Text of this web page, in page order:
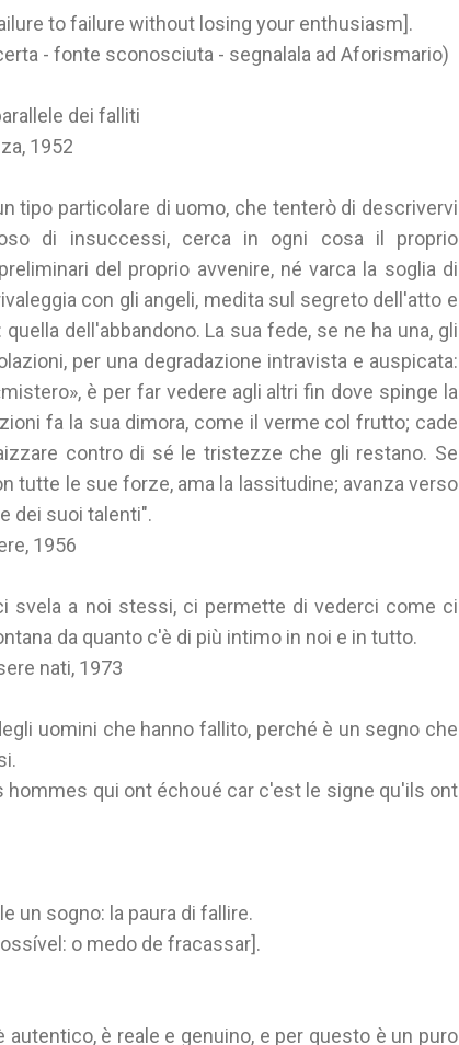
to failure without losing your enthusiasm].
- fonte sconosciuta - segnalala ad Aforismario)
dei falliti
1952
tipo particolare di uomo, che tenterò di descrivervi
di insuccessi, cerca in ogni cosa il proprio
del proprio avvenire, né varca la soglia di
con gli angeli, medita sul segreto dell'atto e
dell'abbandono. La sua fede, se ne ha una, gli
per una degradazione intravista e auspicata:
è per far vedere agli altri fin dove spinge la
fa la sua dimora, come il verme col frutto; cade
contro di sé le tristezze che gli restano. Se
tutte le sue forze, ama la lassitudine; avanza verso
dei suoi talenti".
1956
svela a noi stessi, ci permette di vederci come ci
da quanto c'è di più intimo in noi e in tutto.
nati, 1973
uomini che hanno fallito, perché è un segno che
hommes qui ont échoué car c'est le signe qu'ils ont
un sogno: la paura di fallire.
o medo de fracassar].
è reale e genuino, e per questo è un puro